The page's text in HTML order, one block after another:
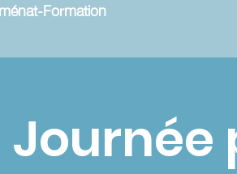
Formation
Journée